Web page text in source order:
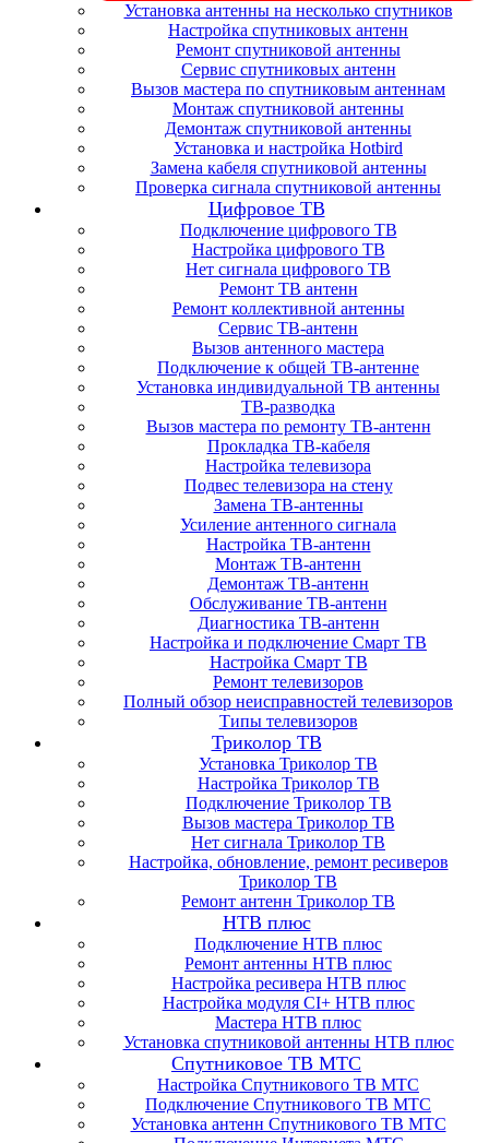
Установка антенны на несколько спутников
Настройка спутниковых антенн
Ремонт спутниковой антенны
Сервис спутниковых антенн
Вызов мастера по спутниковым антеннам
Монтаж спутниковой антенны
Демонтаж спутниковой антенны
Установка и настройка Hotbird
Замена кабеля спутниковой антенны
Проверка сигнала спутниковой антенны
Цифровое ТВ
Подключение цифрового ТВ
Настройка цифрового ТВ
Нет сигнала цифрового ТВ
Ремонт ТВ антенн
Ремонт коллективной антенны
Сервис ТВ-антенн
Вызов антенного мастера
Подключение к общей ТВ-антенне
Установка индивидуальной ТВ антенны
ТВ-разводка
Вызов мастера по ремонту ТВ-антенн
Прокладка ТВ-кабеля
Настройка телевизора
Подвес телевизора на стену
Замена ТВ-антенны
Усиление антенного сигнала
Настройка ТВ-антенн
Монтаж ТВ-антенн
Демонтаж ТВ-антенн
Обслуживание ТВ-антенн
Диагностика ТВ-антенн
Настройка и подключение Смарт ТВ
Настройка Смарт ТВ
Ремонт телевизоров
Полный обзор неисправностей телевизоров
Типы телевизоров
Триколор ТВ
Установка Триколор ТВ
Настройка Триколор ТВ
Подключение Триколор ТВ
Вызов мастера Триколор ТВ
Нет сигнала Триколор ТВ
Настройка, обновление, ремонт ресиверов
Триколор ТВ
Ремонт антенн Триколор ТВ
НТВ плюс
Подключение НТВ плюс
Ремонт антенны НТВ плюс
Настройка ресивера НТВ плюс
Настройка модуля CI+ НТВ плюс
Мастера НТВ плюс
Установка спутниковой антенны НТВ плюс
Спутниковое ТВ МТС
Настройка Спутникового ТВ МТС
Подключение Спутникового ТВ МТС
Установка антенн Спутникового ТВ МТС